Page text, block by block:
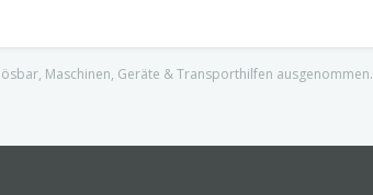
Maschinen, Geräte & Transporthilfen ausgenommen.